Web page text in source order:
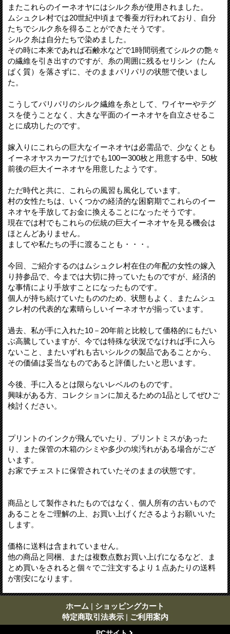
またこれらのイーネオヤにはシルク糸が使用されました。
ムシュクレ村では20世紀中頃まで養蚕ガ行われており、自分
たちでシルク糸を得ることができたそうです。
シルク糸は自分たちで染めました。
その時に本来であれば石鹸水などで1時間弱煮てシルクの艶々
の繊維を引き出すのですが、糸の周囲に残るセリシン（たん
ぱく質）を落さずに、そのままパリパリの状態で使いまし
た。
こうしてパリパリのシルク繊維を糸として、ワイヤーやテグ
スを使うことなく、大きな平面のイーネオヤを自立させるこ
とに成功したのです。
嫁入りにこれらの巨大なイーネオヤは必需品で、少なくとも
イーネオヤスカーフだけでも100ー300枚と用意する中、50枚
前後の巨大イーネオヤを用意したようです。
ただ時代と共に、これらの風習も風化しています。
村の女性たちは、いくつかの経済的な困窮期でこれらのイー
ネオヤを手放してお金に換えることになったそうです。
現在では村でもこれらの伝統の巨大イーネオヤを見る機会は
ほとんどありません。
ましてや私たちの手に渡ることも・・・。
今回、ご紹介するのはムシュクレ村在住の年配の女性の嫁入
り持参品で、今までは大切に持っていたものですが、経済的
な事情により手放すことになったものです。
個人が持ち続けていたもののため、状態もよく、またムシュ
クレ村の代表的な素晴らしいイーネオヤが揃っています。
過去、私が手に入れた10－20年前と比較して価格的にもだい
ぶ高騰していますが、今では特殊な状況でなければ手に入ら
ないこと、またいずれも古いシルクの製品であることから、
その価値は妥当なものであると評価したいと思います。
今後、手に入るとは限らないレベルのものです。
興味がある方、コレクションに加えるための1品としてぜひご
検討ください。
プリントのインクが飛んでいたり、プリントミスがあった
り、また保管の木箱のシミや多少の埃汚れがある場合がござ
います。
お家でチェストに保管されていたそのままの状態です。
商品として製作されたものではなく、個人所有の古いもので
あることをご理解の上、お買い上げくださるようお願いいた
します。
価格に送料は含まれていません。
他の商品と同梱、または複数点数お買い上げになるなど、ま
とめ買いをされると個々でご注文するより１点あたりの送料
が割安になります。
ホーム | ショッピングカート
特定商取引法表示 | ご利用案内